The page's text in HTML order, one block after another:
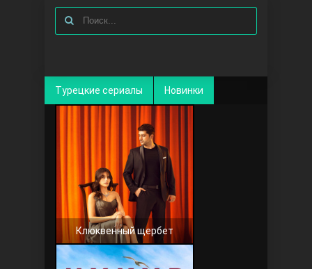
Турецкие сериалы Новинки
Клюквенный щербет